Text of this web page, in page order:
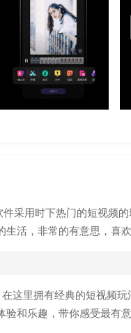
采用时下热门的短视频
活，非常的有意思，喜
这里拥有经典的短视频
和乐趣，带你感受最有